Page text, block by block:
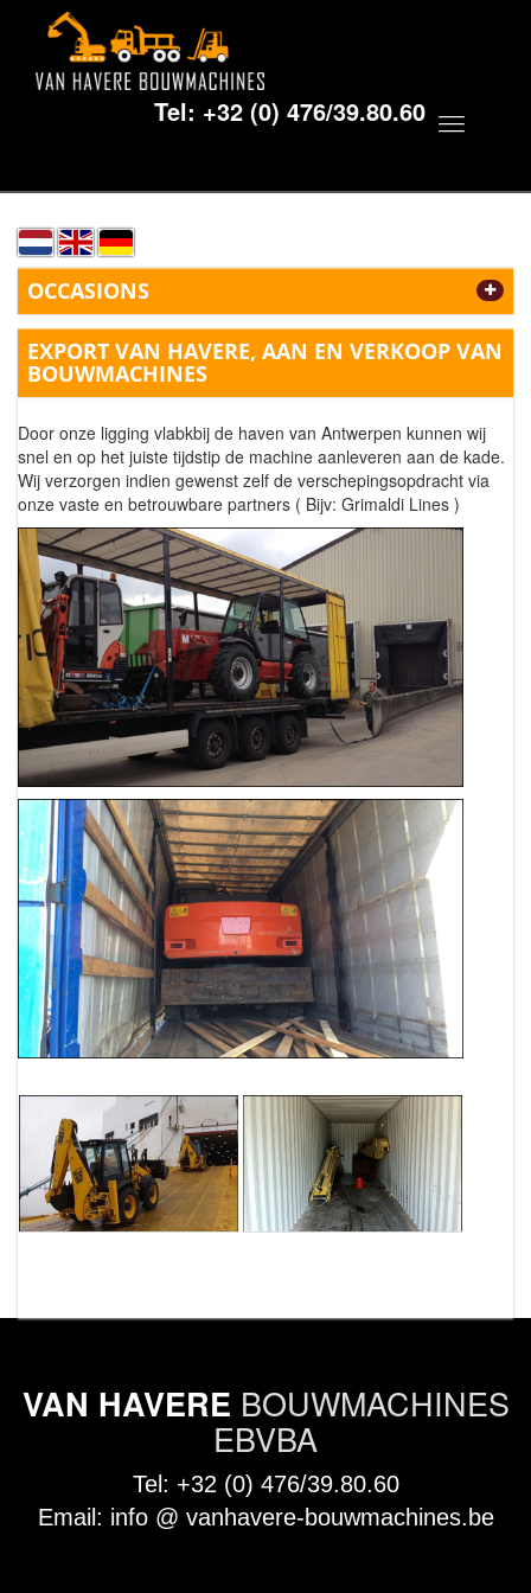
Tel: +32 (0) 476/39.80.60
Toggle
OCCASIONS
EXPORT VAN HAVERE, AAN EN VERKOOP VAN
BOUWMACHINES
Door onze ligging vlabkbij de haven van Antwerpen kunnen wij
snel en op het juiste tijdstip de machine aanleveren aan de kade.
Wij verzorgen indien gewenst zelf de verschepingsopdracht via
onze vaste en betrouwbare partners ( Bijv: Grimaldi Lines )
VAN HAVERE BOUWMACHINES
EBVBA
Tel: +32 (0) 476/39.80.60
Email: info @ vanhavere-bouwmachines.be